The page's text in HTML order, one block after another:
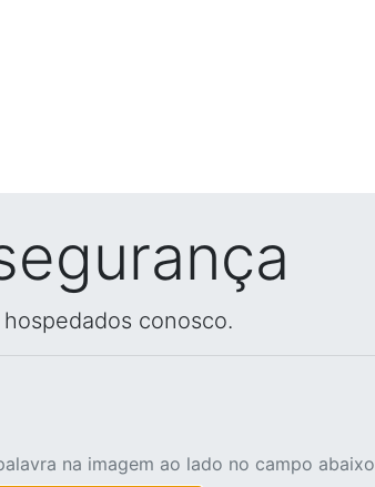
conosco.
na imagem ao lado no campo abaixo